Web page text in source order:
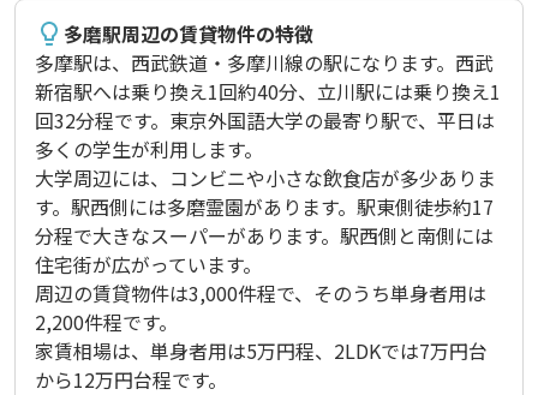
多磨駅周辺の賃貸物件の特徴
多摩駅は、西武鉄道・多摩川線の駅になります。西武
新宿駅へは乗り換え1回約40分、立川駅には乗り換え1
回32分程です。東京外国語大学の最寄り駅で、平日は
多くの学生が利用します。
大学周辺には、コンビニや小さな飲食店が多少ありま
す。駅西側には多磨霊園があります。駅東側徒歩約17
分程で大きなスーパーがあります。駅西側と南側には
住宅街が広がっています。
周辺の賃貸物件は3,000件程で、そのうち単身者用は
2,200件程です。
家賃相場は、単身者用は5万円程、2LDKでは7万円台
から12万円台程です。